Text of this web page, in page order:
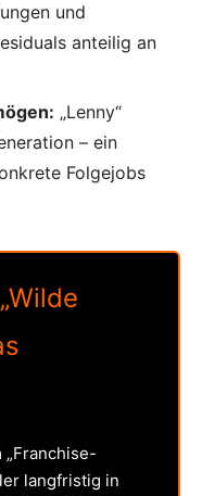
und
anteilig an
„Lenny“
– ein
Folgejobs
langfristig in